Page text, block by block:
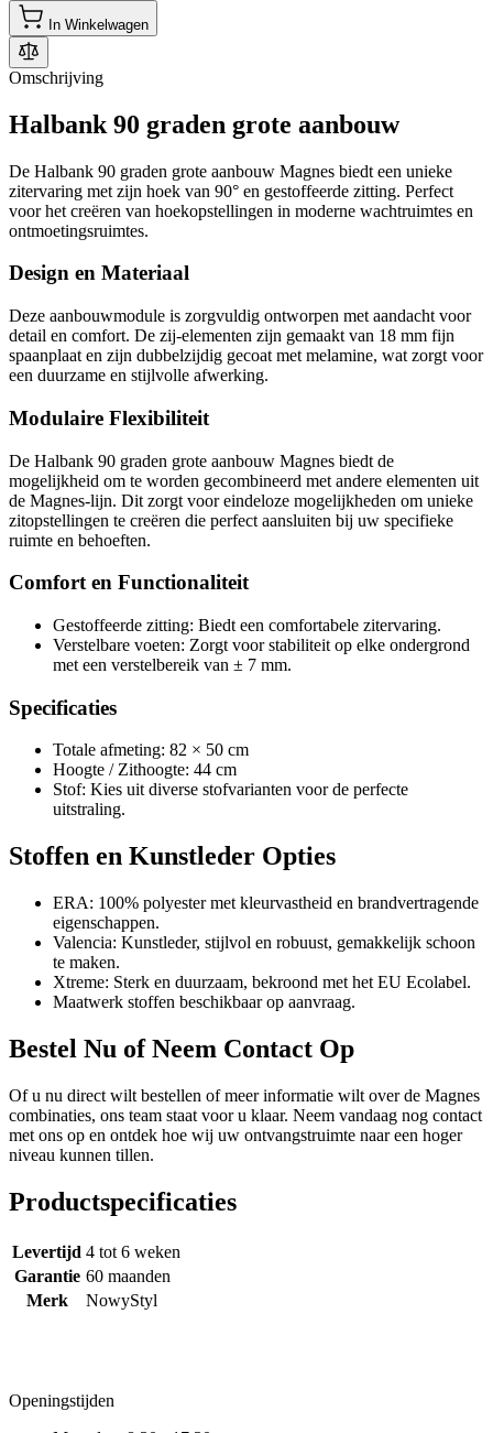
In Winkelwagen
Omschrijving
Halbank 90 graden grote aanbouw
De Halbank 90 graden grote aanbouw Magnes biedt een unieke
zitervaring met zijn hoek van 90° en gestoffeerde zitting. Perfect
voor het creëren van hoekopstellingen in moderne wachtruimtes en
ontmoetingsruimtes.
Design en Materiaal
Deze aanbouwmodule is zorgvuldig ontworpen met aandacht voor
detail en comfort. De zij-elementen zijn gemaakt van 18 mm fijn
spaanplaat en zijn dubbelzijdig gecoat met melamine, wat zorgt voor
een duurzame en stijlvolle afwerking.
Modulaire Flexibiliteit
De Halbank 90 graden grote aanbouw Magnes biedt de
mogelijkheid om te worden gecombineerd met andere elementen uit
de Magnes-lijn. Dit zorgt voor eindeloze mogelijkheden om unieke
zitopstellingen te creëren die perfect aansluiten bij uw specifieke
ruimte en behoeften.
Comfort en Functionaliteit
Gestoffeerde zitting: Biedt een comfortabele zitervaring.
Verstelbare voeten: Zorgt voor stabiliteit op elke ondergrond
met een verstelbereik van ± 7 mm.
Specificaties
Totale afmeting: 82 × 50 cm
Hoogte / Zithoogte: 44 cm
Stof: Kies uit diverse stofvarianten voor de perfecte
uitstraling.
Stoffen en Kunstleder Opties
ERA: 100% polyester met kleurvastheid en brandvertragende
eigenschappen.
Valencia: Kunstleder, stijlvol en robuust, gemakkelijk schoon
te maken.
Xtreme: Sterk en duurzaam, bekroond met het EU Ecolabel.
Maatwerk stoffen beschikbaar op aanvraag.
Bestel Nu of Neem Contact Op
Of u nu direct wilt bestellen of meer informatie wilt over de Magnes
combinaties, ons team staat voor u klaar. Neem vandaag nog contact
met ons op en ontdek hoe wij uw ontvangstruimte naar een hoger
niveau kunnen tillen.
Productspecificaties
Levertijd 4 tot 6 weken
Garantie 60 maanden
Merk
NowyStyl
Openingstijden